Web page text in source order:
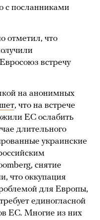
с посланниками
отметил, что
встречу
на анонимных
, что на встрече
ЕС ослабить
длительного
украинские
снятие
что оккупация
для Европы,
единогласной
ЕС. Многие из них